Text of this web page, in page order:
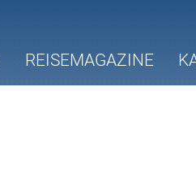
REISEMAGAZINE